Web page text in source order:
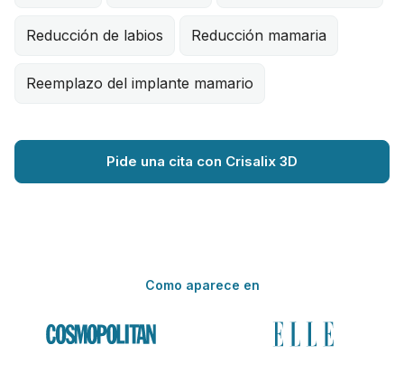
Reducción de labios Reducción mamaria
Reemplazo del implante mamario
Pide una cita con Crisalix 3D
Como aparece en